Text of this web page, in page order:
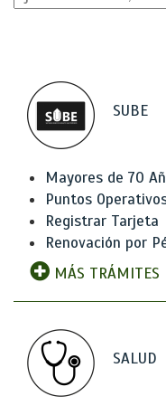
SUBE
Mayores de 70
Puntos
Registrar Tarjeta
Renovación por
MÁS TRÁMITES
SALUD